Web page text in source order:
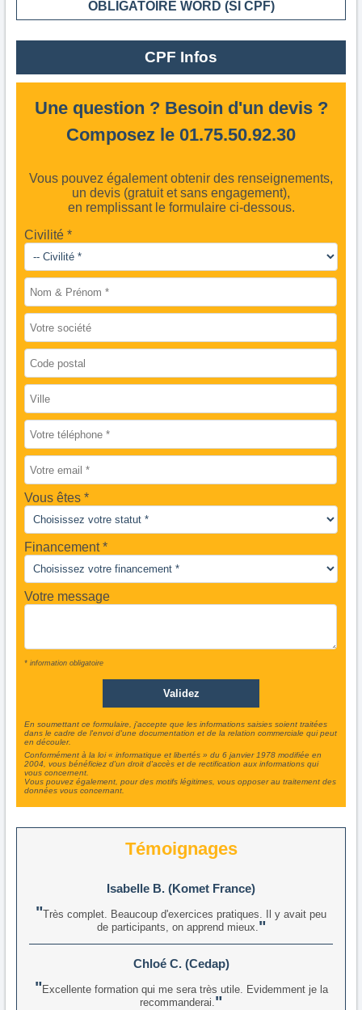
OBLIGATOIRE WORD (SI CPF)
CPF Infos
Une question ? Besoin d'un devis ?
Composez le 01.75.50.92.30
Vous pouvez également obtenir des renseignements,
un devis (gratuit et sans engagement),
en remplissant le formulaire ci-dessous.
Civilité *
Vous êtes
Financement *
Votre message
* information obligatoire
En soumettant ce formulaire, j'accepte que les informations saisies soient traitées
dans le cadre de l'envoi d'une documentation et de la relation commerciale qui peut
en découler.
Conformément à la loi « informatique et libertés » du 6 janvier 1978 modifiée en
2004, vous bénéficiez d'un droit d'accès et de rectification aux informations qui
vous concernent.
Vous pouvez également, pour des motifs légitimes, vous opposer au traitement des
données vous concernant.
Témoignages
Isabelle B. (Komet France)
Très complet. Beaucoup d'exercices pratiques. Il y avait peu
de participants, on apprend mieux.
Chloé C. (Cedap)
Excellente formation qui me sera très utile. Evidemment je la
recommanderai.